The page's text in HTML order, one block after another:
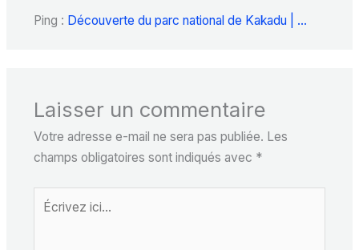
Ping : Découverte du parc national de Kakadu | ...
Laisser un commentaire
Votre adresse e-mail ne sera pas publiée. Les
champs obligatoires sont indiqués avec *
Écrivez